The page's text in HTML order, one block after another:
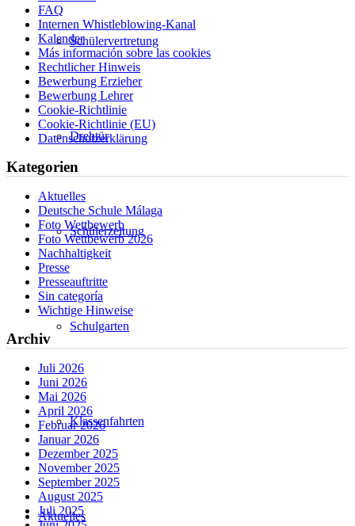
Schülervertretung
Drehtür
Schülerzeitung
Schulgarten
Klassenfahrten
Aktuelles
FAQ
Internen Whistleblowing-Kanal
Kalender
Más información sobre las cookies
Rechtlicher Hinweis
Bewerbung Erzieher
Bewerbung Lehrer
Cookie-Richtlinie
Cookie-Richtlinie (EU)
Datenschutzerklärung
Kategorien
Aktuelles
Deutsche Schule Málaga
Foto Wettbewerb
Foto Wettbewerb 2026
Nachhaltigkeit
Presse
Presseauftritte
Sin categoría
Wichtige Hinweise
Archiv
Juli 2026
Juni 2026
Mai 2026
April 2026
Februar 2026
Januar 2026
Dezember 2025
November 2025
September 2025
August 2025
Juli 2025